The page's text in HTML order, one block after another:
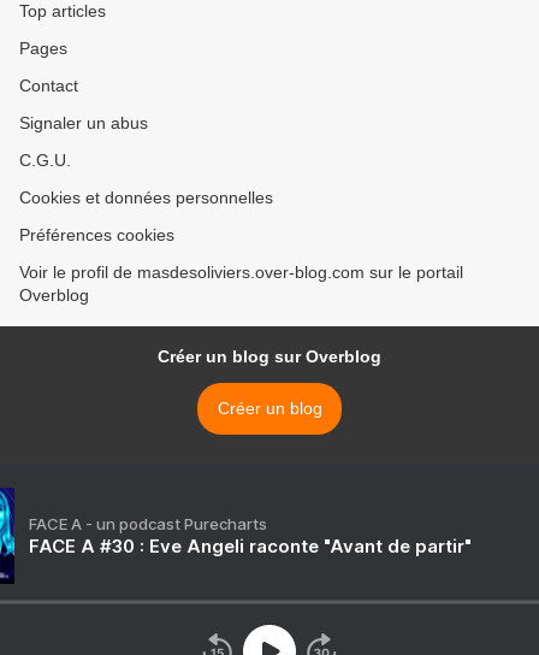
Top articles
Pages
Contact
Signaler un abus
C.G.U.
Cookies et données personnelles
Préférences cookies
Voir le profil de masdesoliviers.over-blog.com sur le portail
Overblog
Créer un blog sur Overblog
Créer un blog
FACE A - un podcast Purecharts
FACE A #30 : Eve Angeli raconte "Avant de partir"